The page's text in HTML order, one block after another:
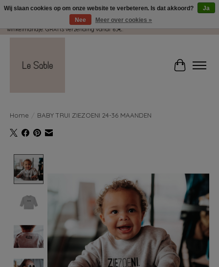
Wij pakken met plezier jouw kadootjes GRATIS in! Duid dit zeker aan in je
winkelmandje. GRATIS verzending vanaf 65€.
Home BABY TRUI ZIEZOENI 24-36 MAANDEN
Wij slaan cookies op om onze website te verbeteren. Is dat akkoord?
Ja
Nee
Meer over cookies »